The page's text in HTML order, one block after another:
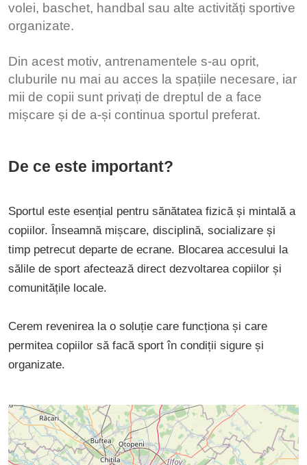
volei, baschet, handbal sau alte activități sportive
organizate.
Din acest motiv, antrenamentele s-au oprit,
cluburile nu mai au acces la spațiile necesare, iar
mii de copii sunt privați de dreptul de a face
mișcare și de a-și continua sportul preferat.
De ce este important?
Sportul este esențial pentru sănătatea fizică și mintală a
copiilor. Înseamnă mișcare, disciplină, socializare și
timp petrecut departe de ecrane. Blocarea accesului la
sălile de sport afectează direct dezvoltarea copiilor și
comunitățile locale.
Cerem revenirea la o soluție care funcționa și care
permitea copiilor să facă sport în condiții sigure și
organizate.